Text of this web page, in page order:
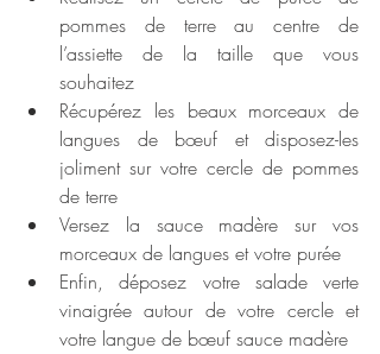
pommes de terre au centre de
l’assiette de la taille que vous
souhaitez
Récupérez les beaux morceaux de
langues de bœuf et disposez-les
joliment sur votre cercle de pommes
de terre
Versez la sauce madère sur vos
morceaux de langues et votre purée
Enfin, déposez votre salade verte
vinaigrée autour de votre cercle et
votre langue de bœuf sauce madère